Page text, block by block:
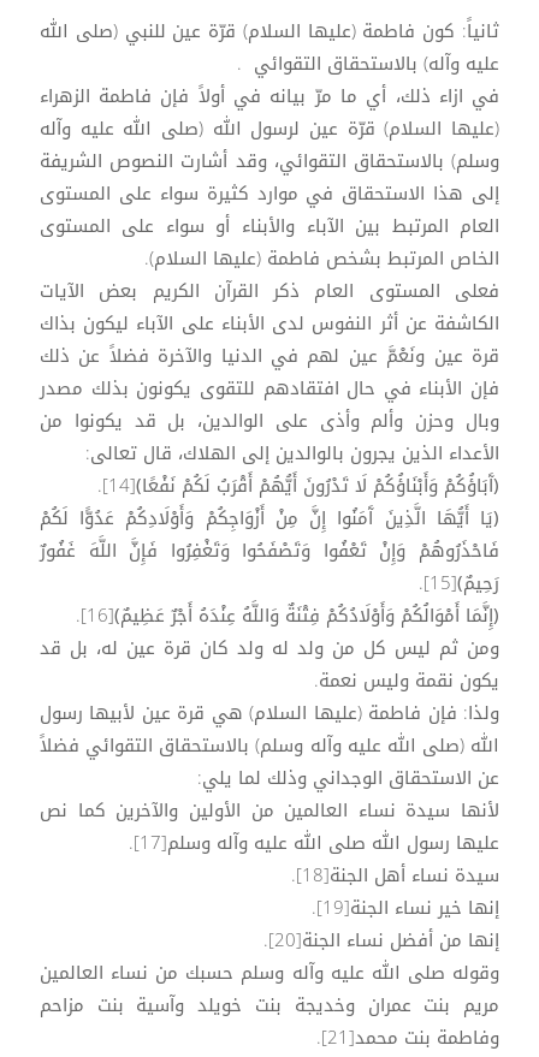
ثانياً: كون فاطمة (عليها السلام) قرّة عين للنبي (صلى الله
عليه وآله) بالاستحقاق التقوائي .
في ازاء ذلك، أي ما مرّ بيانه في أولاً فإن فاطمة الزهراء
(عليها السلام) قرّة عين لرسول الله (صلى الله عليه وآله
وسلم) بالاستحقاق التقوائي، وقد أشارت النصوص الشريفة
إلى هذا الاستحقاق في موارد كثيرة سواء على المستوى
العام المرتبط بين الآباء والأبناء أو سواء على المستوى
الخاص المرتبط بشخص فاطمة (عليها السلام).
فعلى المستوى العام ذكر القرآن الكريم بعض الآيات
الكاشفة عن أثر النفوس لدى الأبناء على الآباء ليكون بذاك
قرة عين ونَعْمَّ عين لهم في الدنيا والآخرة فضلاً عن ذلك
فإن الأبناء في حال افتقادهم للتقوى يكونون بذلك مصدر
وبال وحزن وألم وأذى على الوالدين، بل قد يكونوا من
الأعداء الذين يجرون بالوالدين إلى الهلاك، قال تعالى:
﴿آَبَاؤُكُمْ وَأَبْنَاؤُكُمْ لَا تَدْرُونَ أَيُّهُمْ أَقْرَبُ لَكُمْ نَفْعًا﴾[14].
﴿يَا أَيُّهَا الَّذِينَ آَمَنُوا إِنَّ مِنْ أَزْوَاجِكُمْ وَأَوْلَادِكُمْ عَدُوًّا لَكُمْ
فَاحْذَرُوهُمْ وَإِنْ تَعْفُوا وَتَصْفَحُوا وَتَغْفِرُوا فَإِنَّ اللَّهَ غَفُورٌ
رَحِيمٌ﴾[15].
﴿إِنَّمَا أَمْوَالُكُمْ وَأَوْلَادُكُمْ فِتْنَةٌ وَاللَّهُ عِنْدَهُ أَجْرٌ عَظِيمٌ﴾[16].
ومن ثم ليس كل من ولد له ولد كان قرة عين له، بل قد
يكون نقمة وليس نعمة.
ولذا: فإن فاطمة (عليها السلام) هي قرة عين لأبيها رسول
الله (صلى الله عليه وآله وسلم) بالاستحقاق التقوائي فضلاً
عن الاستحقاق الوجداني وذلك لما يلي:
لأنها سيدة نساء العالمين من الأولين والآخرين كما نص
عليها رسول الله صلى الله عليه وآله وسلم[17].
سيدة نساء أهل الجنة[18].
إنها خير نساء الجنة[19].
إنها من أفضل نساء الجنة[20].
وقوله صلى الله عليه وآله وسلم حسبك من نساء العالمين
مريم بنت عمران وخديجة بنت خويلد وآسية بنت مزاحم
وفاطمة بنت محمد[21].